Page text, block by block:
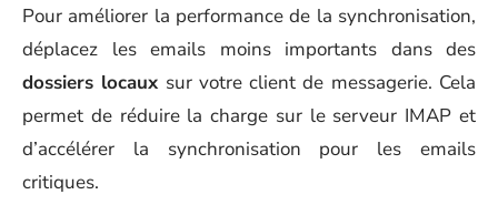
Pour améliorer la performance de la synchronisation,
déplacez les emails moins importants dans des
dossiers locaux sur votre client de messagerie. Cela
permet de réduire la charge sur le serveur IMAP et
d’accélérer la synchronisation pour les emails
critiques.